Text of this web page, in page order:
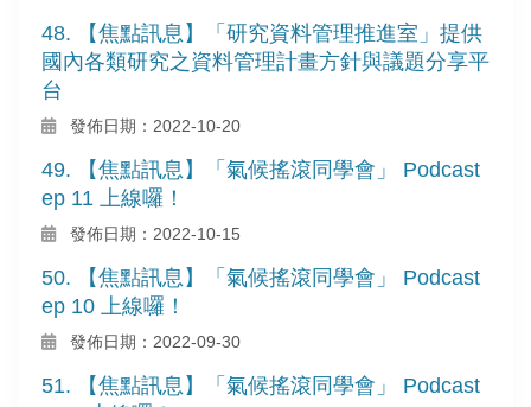
48. 【焦點訊息】「研究資料管理推進室」提供
國內各類研究之資料管理計畫方針與議題分享平
台
發佈日期：2022-10-20
49. 【焦點訊息】「氣候搖滾同學會」 Podcast
ep 11 上線囉！
發佈日期：2022-10-15
50. 【焦點訊息】「氣候搖滾同學會」 Podcast
ep 10 上線囉！
發佈日期：2022-09-30
51. 【焦點訊息】「氣候搖滾同學會」 Podcast